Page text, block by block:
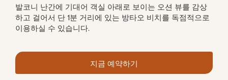
발코니 난간에 기대어 객실 아래로 보이는 오션 뷰를 감상
하고 걸어서 단 1분 거리에 있는 방타오 비치를 독점적으로
이용하실 수 있습니다.
지금 예약하기